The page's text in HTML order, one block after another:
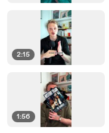
2:15
1:56